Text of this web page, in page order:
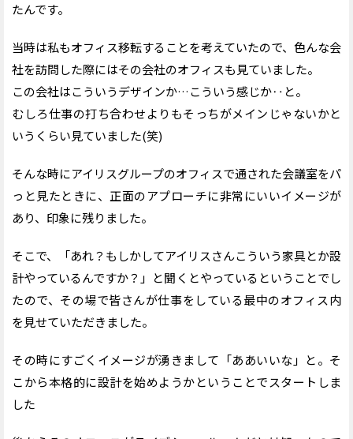
たんです。
当時は私もオフィス移転することを考えていたので、色んな会
社を訪問した際にはその会社のオフィスも見ていました。
この会社はこういうデザインか…こういう感じか‥と。
むしろ仕事の打ち合わせよりもそっちがメインじゃないかと
いうくらい見ていました(笑)
そんな時にアイリスグループのオフィスで通された会議室をパ
っと見たときに、正面のアプローチに非常にいいイメージが
あり、印象に残りました。
そこで、「あれ？もしかしてアイリスさんこういう家具とか設
計やっているんですか？」と聞くとやっているということでし
たので、その場で皆さんが仕事をしている最中のオフィス内
を見せていただきました。
その時にすごくイメージが湧きまして「ああいいな」と。そ
こから本格的に設計を始めようかということでスタートしま
した